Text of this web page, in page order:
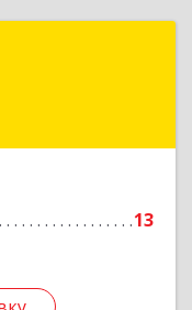
13
р-н,
Подробнее